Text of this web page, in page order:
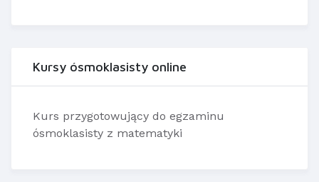
Kursy ósmoklasisty online
Kurs przygotowujący do egzaminu
ósmoklasisty z matematyki